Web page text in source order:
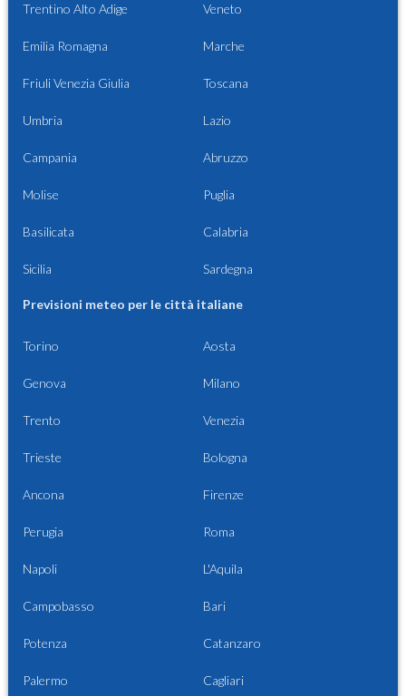
Trentino Alto Adige Veneto
Emilia Romagna Marche
Friuli Venezia Giulia Toscana
Umbria Lazio
Campania Abruzzo
Molise Puglia
Basilicata Calabria
Sicilia Sardegna
Previsioni meteo per le città italiane
Torino Aosta
Genova Milano
Trento Venezia
Trieste Bologna
Ancona Firenze
Perugia Roma
Napoli L'Aquila
Campobasso Bari
Potenza Catanzaro
Palermo Cagliari